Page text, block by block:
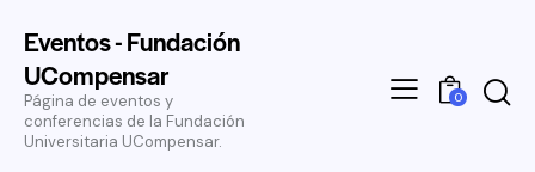
Eventos - Fundación
UCompensar
Página de eventos y
conferencias de la Fundación
Universitaria UCompensar.
0